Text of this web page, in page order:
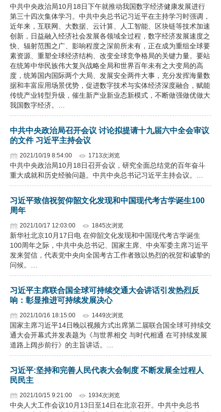
中共中央政治局10月18日下午就推动我国数字经济健康发展进行
第三十四次集体学习。中共中央总书记习近平在主持学习时强调，
近年来，互联网、大数据、云计算、人工智能、区块链等技术加速
创新，日益融入经济社会发展各领域全过程，数字经济发展速度之
快、辐射范围之广、影响程度之深前所未有，正在成为重组全球要
素资源、重塑全球经济结构、改变全球竞争格局的关键力量。要站
在统筹中华民族伟大复兴战略全局和世界百年未有之大变局的高
度，统筹国内国际两个大局、发展安全两件大事，充分发挥海量数
据和丰富应用场景优势，促进数字技术与实体经济深度融合，赋能
传统产业转型升级，催生新产业新业态新模式，不断做强做优做大
我国数字经济。…
中共中央政治局召开会议 讨论拟提请十九届六中全会审议
的文件 习近平主持会议
2021/10/19 8:54:00 1713次浏览
中共中央政治局10月18日召开会议，研究全面总结党的百年奋斗
重大成就和历史经验问题。中共中央总书记习近平主持会议。…
习近平致信祝贺仰韶文化发现和中国现代考古学诞生100
周年
2021/10/17 12:03:00 1845次浏览
新华社北京10月17日电 在仰韶文化发现和中国现代考古学诞生
100周年之际，中共中央总书记、国家主席、中央军委主席习近平
发来贺信，代表党中央向全国考古工作者致以热烈的祝贺和诚挚的
问候。…
习近平主席联合国全球可持续交通大会讲话引发热烈反
响：彰显推进可持续发展决心
2021/10/16 18:15:00 1449次浏览
国家主席习近平14日晚以视频方式出席第二届联合国全球可持续交
通大会开幕式并发表题为《与世界相交 与时代相通 在可持续发展
道路上阔步前行》的主旨讲话。…
习近平:坚持和完善人民代表大会制度 不断发展全过程人
民民主
2021/10/15 9:21:00 1934次浏览
中央人大工作会议10月13日至14日在北京召开。中共中央总书